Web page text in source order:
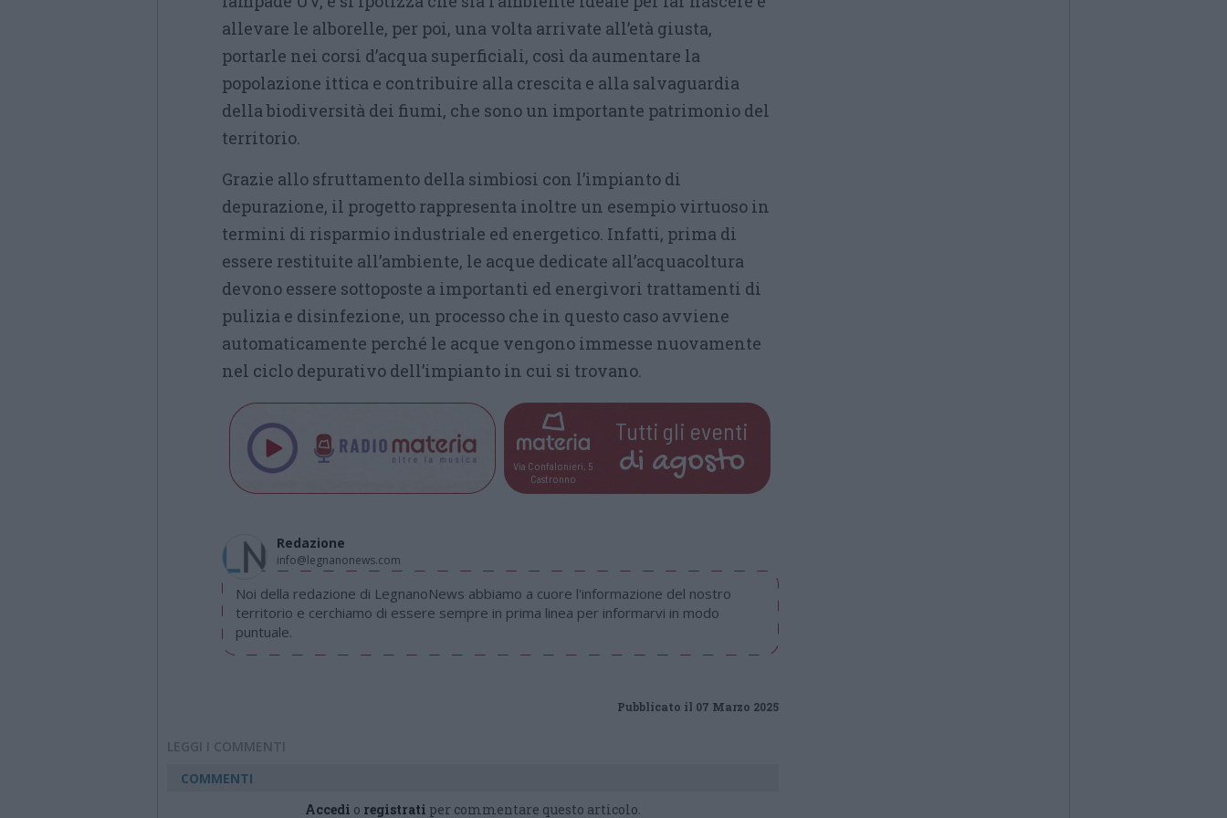
allevare le alborelle, per poi, una volta arrivate all’età giusta,
portarle nei corsi d’acqua superficiali, così da aumentare la
popolazione ittica e contribuire alla crescita e alla salvaguardia
della biodiversità dei fiumi, che sono un importante patrimonio del
territorio.
Grazie allo sfruttamento della simbiosi con l’impianto di
depurazione, il progetto rappresenta inoltre un esempio virtuoso in
termini di risparmio industriale ed energetico. Infatti, prima di
essere restituite all’ambiente, le acque dedicate all’acquacoltura
devono essere sottoposte a importanti ed energivori trattamenti di
pulizia e disinfezione, un processo che in questo caso avviene
automaticamente perché le acque vengono immesse nuovamente
nel ciclo depurativo dell’impianto in cui si trovano.
Via Confalonieri, 5
Castronno
Tutti gli eventi
di agosto
Redazione
info@legnanonews.com
Noi della redazione di LegnanoNews abbiamo a cuore l'informazione del nostro
territorio e cerchiamo di essere sempre in prima linea per informarvi in modo
puntuale.
Pubblicato il 07 Marzo 2025
LEGGI I COMMENTI
COMMENTI
Accedi o registrati per commentare questo articolo.